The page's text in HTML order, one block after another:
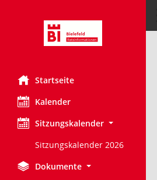
Startseite
Kalender
Sitzungskalender
Sitzungskalender 2026
Dokumente